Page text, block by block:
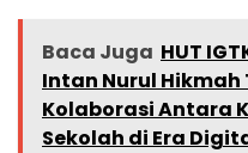
Baca Juga HUT
Intan Nurul
Kolaborasi Antara
Sekolah di Era